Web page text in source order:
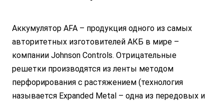
Аккумулятор AFA – продукция одного из самых
авторитетных изготовителей АКБ в мире –
компании Johnson Controls. Отрицательные
решетки производятся из ленты методом
перфорирования с растяжением (технология
называется Expanded Metal – одна из передовых и